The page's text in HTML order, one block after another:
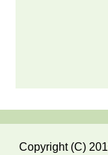
Copyright (C)